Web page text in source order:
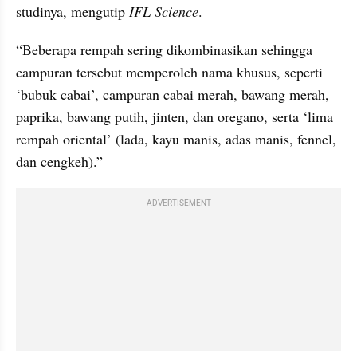
studinya, mengutip IFL Science.
“Beberapa rempah sering dikombinasikan sehingga
campuran tersebut memperoleh nama khusus, seperti
‘bubuk cabai’, campuran cabai merah, bawang merah,
paprika, bawang putih, jinten, dan oregano, serta ‘lima
rempah oriental’ (lada, kayu manis, adas manis, fennel,
dan cengkeh).”
ADVERTISEMENT